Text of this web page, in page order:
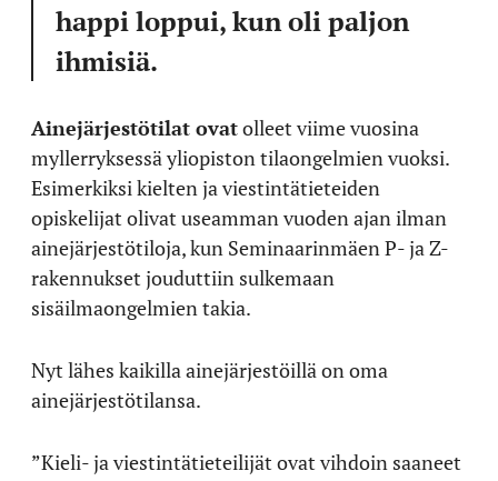
happi loppui, kun oli paljon
ihmisiä.
Ainejärjestötilat ovatolleet viime vuosina
myllerryksessä yliopiston tilaongelmien vuoksi.
Esimerkiksi kielten ja viestintätieteiden
opiskelijat olivat useamman vuoden ajan ilman
ainejärjestötiloja, kun Seminaarinmäen P- ja Z-
rakennukset jouduttiin sulkemaan
sisäilmaongelmien takia.
Nyt lähes kaikilla ainejärjestöillä on oma
ainejärjestötilansa.
”Kieli- ja viestintätieteilijät ovat vihdoin saaneet